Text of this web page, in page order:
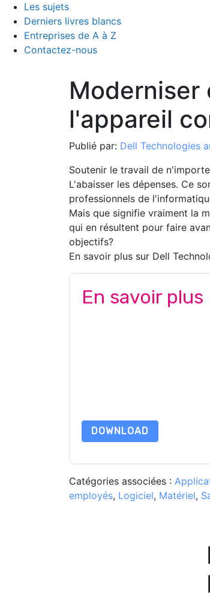
Les sujets
Derniers livres blancs
Entreprises de A à Z
Contactez-nous
Moderniser
l'appareil
Publié par: Dell Technologies
Soutenir le travail de
L'abaisser les dépenses. Ce
professionnels de
Mais que signifie vraiment la
qui en résultent pour faire
objectifs?
En savoir plus sur Dell
En savoir plus
DOWNLOAD
Catégories associées :
employés, Logiciel, Matériel,